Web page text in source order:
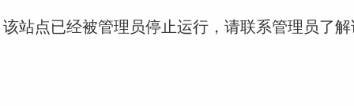
站点已经被管理员停止运行，请联系管理员了